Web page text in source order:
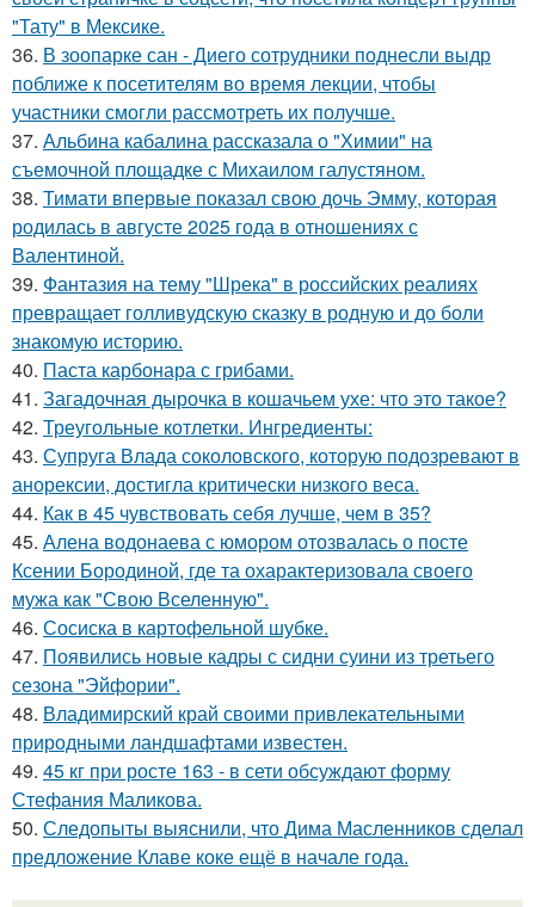
"Тату" в Мексике.
36. В зоопарке сан - Диего сотрудники поднесли выдр
поближе к посетителям во время лекции, чтобы
участники смогли рассмотреть их получше.
37. Альбина кабалина рассказала о "Химии" на
съемочной площадке с Михаилом галустяном.
38. Тимати впервые показал свою дочь Эмму, которая
родилась в августе 2025 года в отношениях с
Валентиной.
39. Фантазия на тему "Шрека" в российских реалиях
превращает голливудскую сказку в родную и до боли
знакомую историю.
40. Паста карбонара с грибами.
41. Загадочная дырочка в кошачьем ухе: что это такое?
42. Треугольные котлетки. Ингредиенты:
43. Супруга Влада соколовского, которую подозревают в
анорексии, достигла критически низкого веса.
44. Как в 45 чувствовать себя лучше, чем в 35?
45. Алена водонаева с юмором отозвалась о посте
Ксении Бородиной, где та охарактеризовала своего
мужа как "Свою Вселенную".
46. Сосиска в картофельной шубке.
47. Появились новые кадры с сидни суини из третьего
сезона "Эйфории".
48. Владимирский край своими привлекательными
природными ландшафтами известен.
49. 45 кг при росте 163 - в сети обсуждают форму
Стефания Маликова.
50. Следопыты выяснили, что Дима Масленников сделал
предложение Клаве коке ещё в начале года.